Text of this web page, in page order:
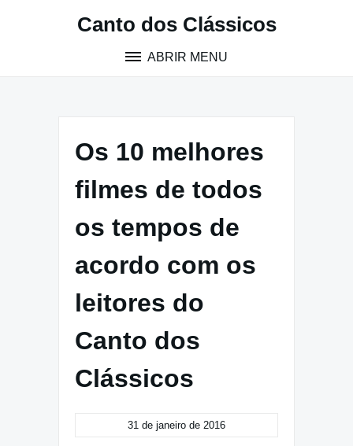
Canto dos Clássicos
ABRIR MENU
Os 10 melhores
filmes de todos
os tempos de
acordo com os
leitores do
Canto dos
Clássicos
31 de janeiro de 2016